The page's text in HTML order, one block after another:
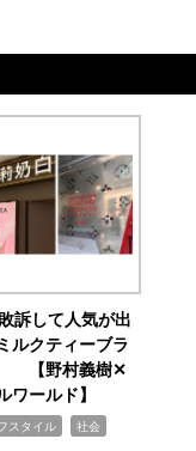
訴して人気が出
クティーブラ
【野村義樹✕
ワールド】
スタイル 社会